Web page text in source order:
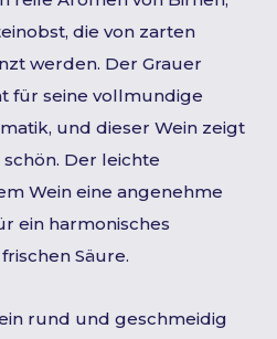
die von zarten
werden. Der Grauer
für seine vollmundige
und dieser Wein zeigt
Der leichte
Wein eine angenehme
ein harmonisches
Säure.
rund und geschmeidig